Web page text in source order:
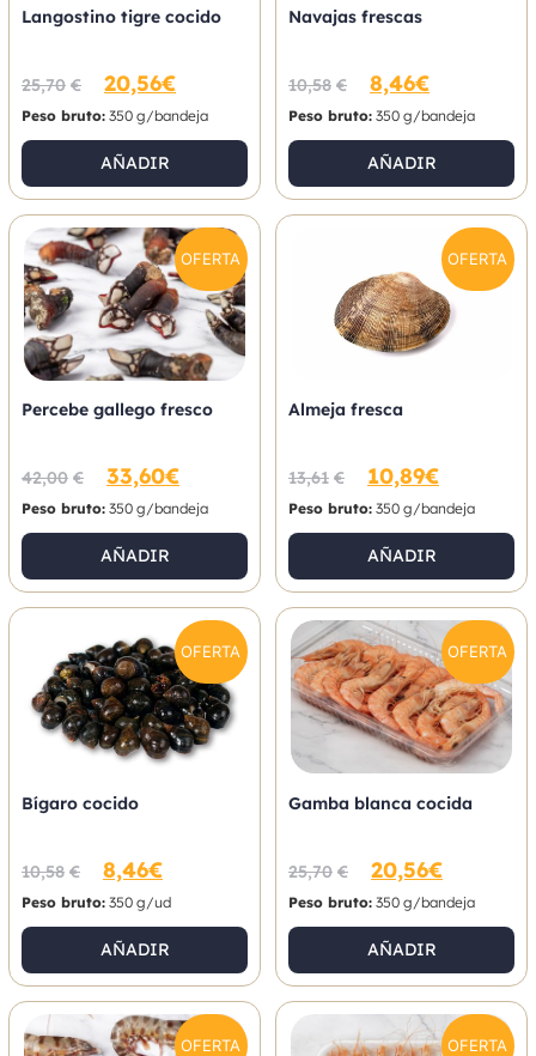
Langostino tigre cocido
25,70 € 20,56€
Peso bruto: 350 g/bandeja
AÑADIR
Navajas frescas
10,58 € 8,46€
Peso bruto: 350 g/bandeja
AÑADIR
OFERTA
Percebe gallego fresco
42,00 € 33,60€
Peso bruto: 350 g/bandeja
AÑADIR
OFERTA
Almeja fresca
13,61 € 10,89€
Peso bruto: 350 g/bandeja
AÑADIR
OFERTA
Bígaro cocido
10,58 € 8,46€
Peso bruto: 350 g/ud
AÑADIR
OFERTA
Gamba blanca cocida
25,70 € 20,56€
Peso bruto: 350 g/bandeja
AÑADIR
OFERTA OFERTA